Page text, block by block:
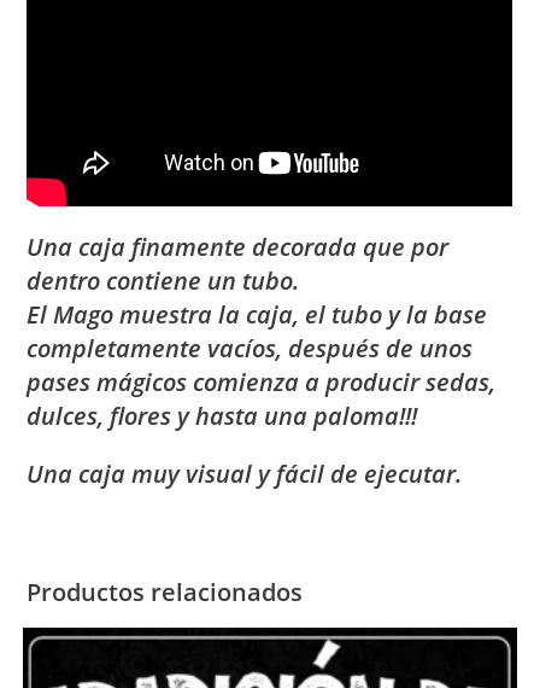
Una caja finamente decorada que por
dentro contiene un tubo.
El Mago muestra la caja, el tubo y la base
completamente vacíos, después de unos
pases mágicos comienza a producir sedas,
dulces, flores y hasta una paloma!!!
Una caja muy visual y fácil de ejecutar.
Productos relacionados